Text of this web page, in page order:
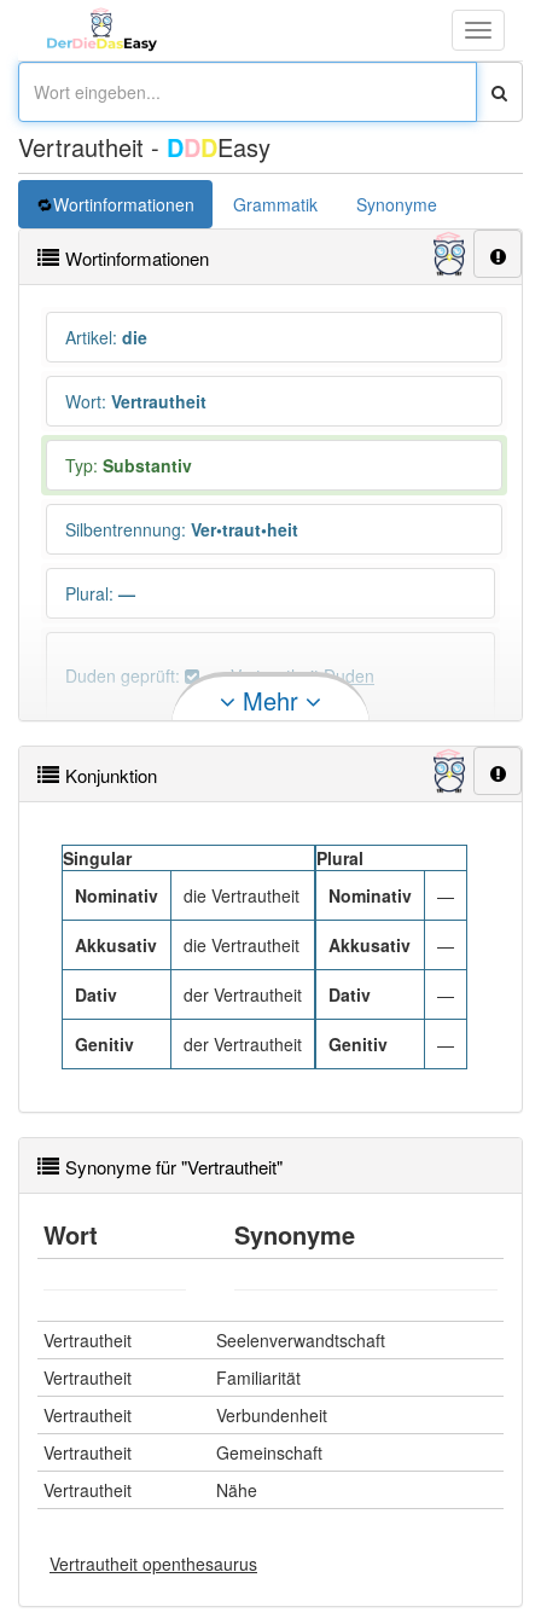
Toggle
Vertrautheit - DDDEasy
Wortinformationen Grammatik Synonyme
Wortinformationen
Artikel: die
Wort: Vertrautheit
Typ: Substantiv
Silbentrennung: Ver•traut•heit
Plural: —
Duden geprüft: Vertrautheit Duden
×
Wörter, die mit "-heit" enden, haben fast immer
DER:0
DIE:1 042
Beispiele
PowerIndex: 11
Wörter mit Endung-vertrautheit
Wörter mit Endung -vertrautheitaber mit einem
anderen Artikeldie: 0
85% unserer Spielapp-Nutzer haben den Artikel
korrekt erraten.
Mehr
Konjunktion
Singular
Nominativ
die Vertrautheit
Akkusativ die Vertrautheit
Dativ der Vertrautheit
Genitiv der Vertrautheit
Plural
Nominativ
—
Akkusativ —
Dativ —
Genitiv —
Synonyme für "Vertrautheit"
Wort Synonyme
Vertrautheit
Seelenverwandtschaft
Vertrautheit
Familiarität
Vertrautheit
Verbundenheit
Vertrautheit
Gemeinschaft
Vertrautheit
Nähe
Vertrautheit openthesaurus